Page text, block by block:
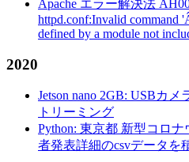
Apache エラー解決法
httpd.conf:Invalid command
defined by a module not
2020
Jetson nano 2GB: USBカメ
トリーミング
Python: 東京都 新型コロ
者発表詳細のcsvデータを